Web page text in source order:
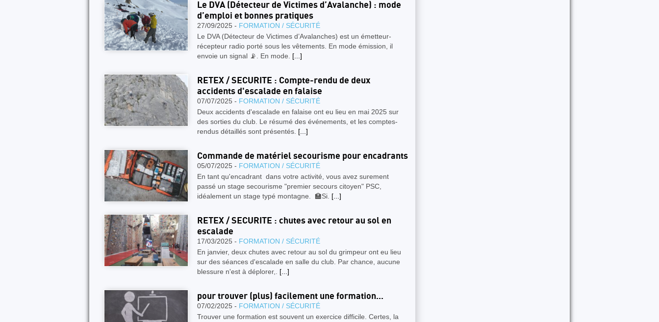
Le DVA (Détecteur de Victimes d’Avalanche) : mode
d’emploi et bonnes pratiques
27/09/2025 - FORMATION / SÉCURITÉ
Le DVA (Détecteur de Victimes d’Avalanches) est un émetteur-
récepteur radio porté sous les vêtements. En mode émission, il
envoie un signal 📡. En mode. [...]
RETEX / SECURITE : Compte-rendu de deux
accidents d'escalade en falaise
07/07/2025 - FORMATION / SÉCURITÉ
Deux accidents d'escalade en falaise ont eu lieu en mai 2025 sur
des sorties du club. Le résumé des événements, et les comptes-
rendus détaillés sont présentés. [...]
Commande de matériel secourisme pour encadrants
05/07/2025 - FORMATION / SÉCURITÉ
En tant qu'encadrant dans votre activité, vous avez surement
passé un stage secourisme "premier secours citoyen" PSC,
idéalement un stage typé montagne. 🏫Si. [...]
RETEX / SECURITE : chutes avec retour au sol en
escalade
17/03/2025 - FORMATION / SÉCURITÉ
En janvier, deux chutes avec retour au sol du grimpeur ont eu lieu
sur des séances d'escalade en salle du club. Par chance, aucune
blessure n'est à déplorer,. [...]
pour trouver (plus) facilement une formation...
07/02/2025 - FORMATION / SÉCURITÉ
Trouver une formation est souvent un exercice difficile. Certes, la